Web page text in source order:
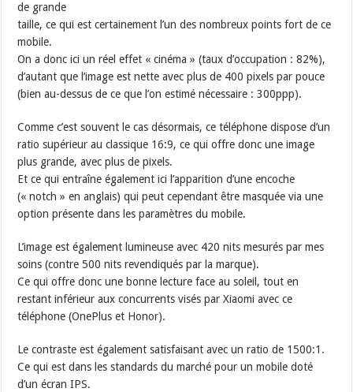
de grande
taille, ce qui est certainement l’un des nombreux points fort de ce
mobile.
On a donc ici un réel effet « cinéma » (taux d’occupation : 82%),
d’autant que l’image est nette avec plus de 400 pixels par pouce
(bien au-dessus de ce que l’on estimé nécessaire : 300ppp).
Comme c’est souvent le cas désormais, ce téléphone dispose d’un
ratio supérieur au classique 16:9, ce qui offre donc une image
plus grande, avec plus de pixels.
Et ce qui entraîne également ici l’apparition d’une encoche
(« notch » en anglais) qui peut cependant être masquée via une
option présente dans les paramètres du mobile.
L’image est également lumineuse avec 420 nits mesurés par mes
soins (contre 500 nits revendiqués par la marque).
Ce qui offre donc une bonne lecture face au soleil, tout en
restant inférieur aux concurrents visés par Xiaomi avec ce
téléphone (OnePlus et Honor).
Le contraste est également satisfaisant avec un ratio de 1500:1.
Ce qui est dans les standards du marché pour un mobile doté
d’un écran IPS.